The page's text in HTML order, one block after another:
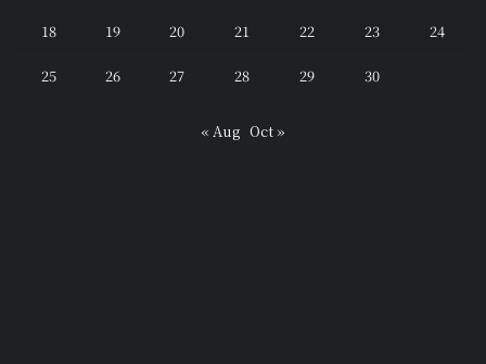
18 19 20 21 22 23 24
25 26 27 28 29 30
« Aug Oct »